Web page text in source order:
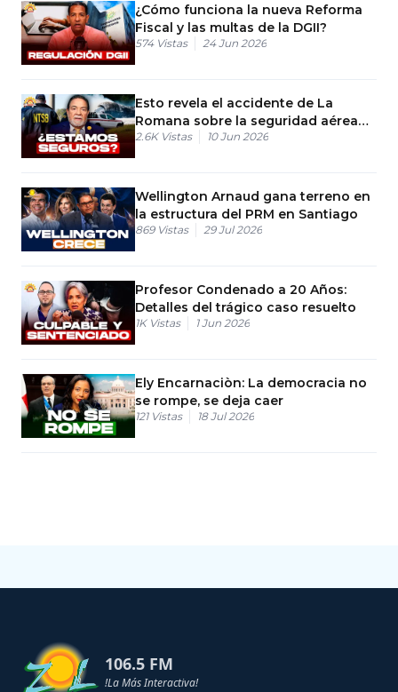
¿Cómo funciona la nueva Reforma
Fiscal y las multas de la DGII?
574 Vistas 24 Jun 2026
Esto revela el accidente de La
Romana sobre la seguridad aérea
en RD
2.6K Vistas 10 Jun 2026
Wellington Arnaud gana terreno en
la estructura del PRM en Santiago
869 Vistas 29 Jul 2026
Profesor Condenado a 20 Años:
Detalles del trágico caso resuelto
1K Vistas 1 Jun 2026
Ely Encarnaciòn: La democracia no
se rompe, se deja caer
121 Vistas 18 Jul 2026
106.5 FM
!La Más Interactiva!